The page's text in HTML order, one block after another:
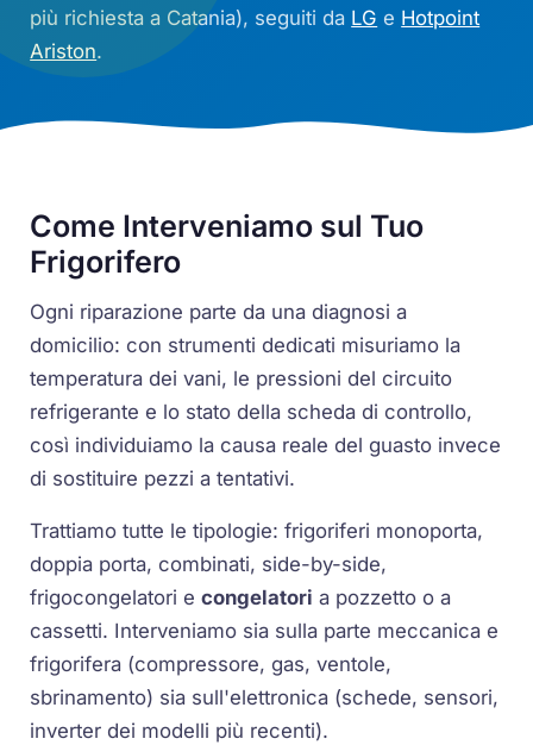
più richiesta a Catania), seguiti da LG e Hotpoint
Ariston.
Come Interveniamo sul Tuo
Frigorifero
Ogni riparazione parte da una diagnosi a
domicilio: con strumenti dedicati misuriamo la
temperatura dei vani, le pressioni del circuito
refrigerante e lo stato della scheda di controllo,
così individuiamo la causa reale del guasto invece
di sostituire pezzi a tentativi.
Trattiamo tutte le tipologie: frigoriferi monoporta,
doppia porta, combinati, side-by-side,
frigocongelatori econgelatori a pozzetto o a
cassetti. Interveniamo sia sulla parte meccanica e
frigorifera (compressore, gas, ventole,
sbrinamento) sia sull'elettronica (schede, sensori,
inverter dei modelli più recenti).